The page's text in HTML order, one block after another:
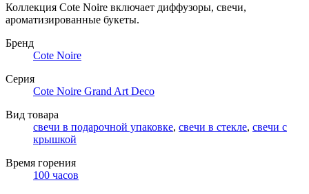
Коллекция Cote Noire включает диффузоры, свечи,
ароматизированные букеты.
Бренд
Cote Noire
Серия
Cote Noire Grand Art Deco
Вид товара
свечи в подарочной упаковке, свечи в стекле, свечи с
крышкой
Время горения
100 часов